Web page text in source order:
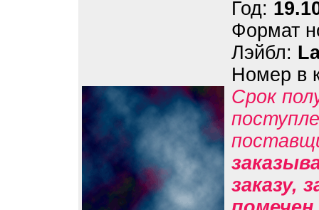
Год:
Формат
Лэйбл:
Номер в
Срок
заказу,